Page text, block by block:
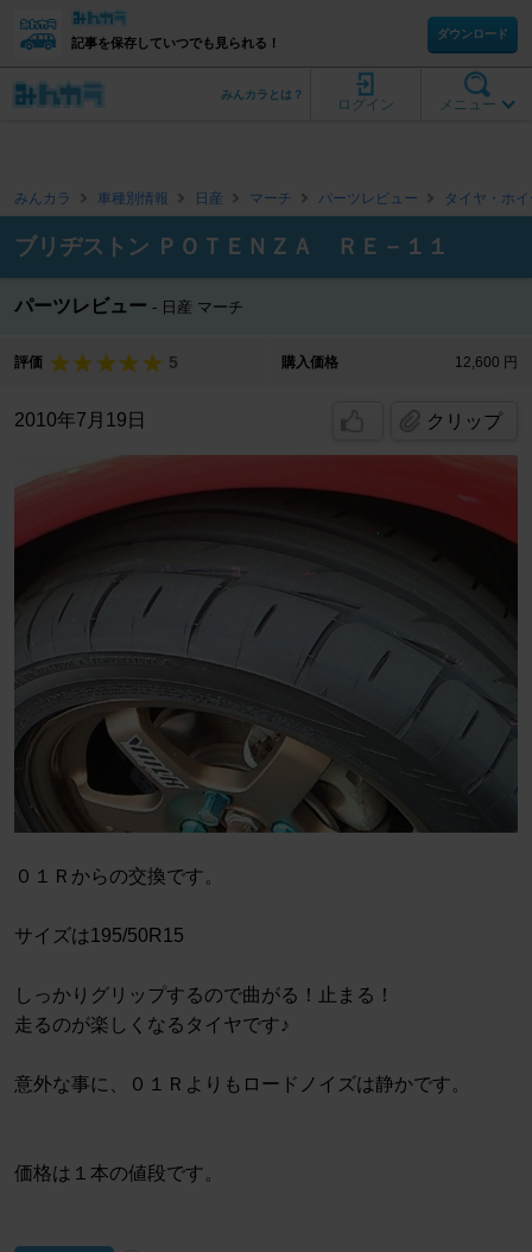
記事を保存していつでも見られる！
ダウンロード
メニュー
ログイン
みんカラとは？
みんカラ 車種別情報 日産 マーチ パーツレビュー タイヤ・ホ
ブリヂストン ＰＯＴＥＮＺＡ ＲＥ－１１
パーツレビュー 日産 マーチ
評価 5 購入価格 12,600 円
2010年7月19日 クリップ
０１Ｒからの交換です。
サイズは195/50R15
しっかりグリップするので曲がる！止まる！
走るのが楽しくなるタイヤです♪
意外な事に、０１Ｒよりもロードノイズは静かです。
価格は１本の値段です。